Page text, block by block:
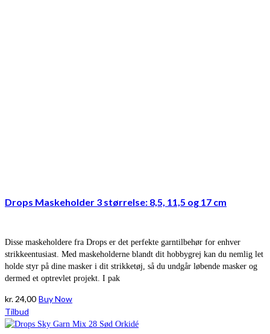
Drops Maskeholder 3 størrelse: 8,5, 11,5 og 17 cm
Disse maskeholdere fra Drops er det perfekte garntilbehør for enhver
strikkeentusiast. Med maskeholderne blandt dit hobbygrej kan du nemlig let
holde styr på dine masker i dit strikketøj, så du undgår løbende masker og
dermed et optrevlet projekt. I pak
kr. 24,00 Buy Now
Tilbud